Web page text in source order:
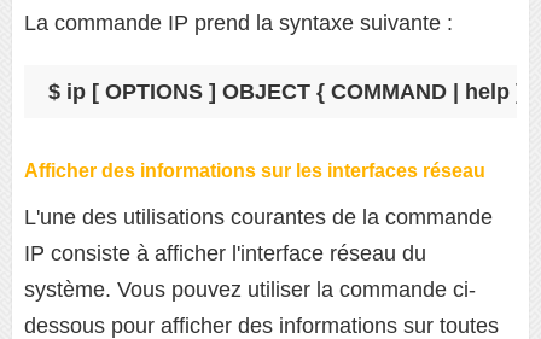
La commande IP prend la syntaxe suivante :
$ ip [ OPTIONS ] OBJECT { COMMAND | help }
Afficher des informations sur les interfaces réseau
L'une des utilisations courantes de la commande
IP consiste à afficher l'interface réseau du
système. Vous pouvez utiliser la commande ci-
dessous pour afficher des informations sur toutes